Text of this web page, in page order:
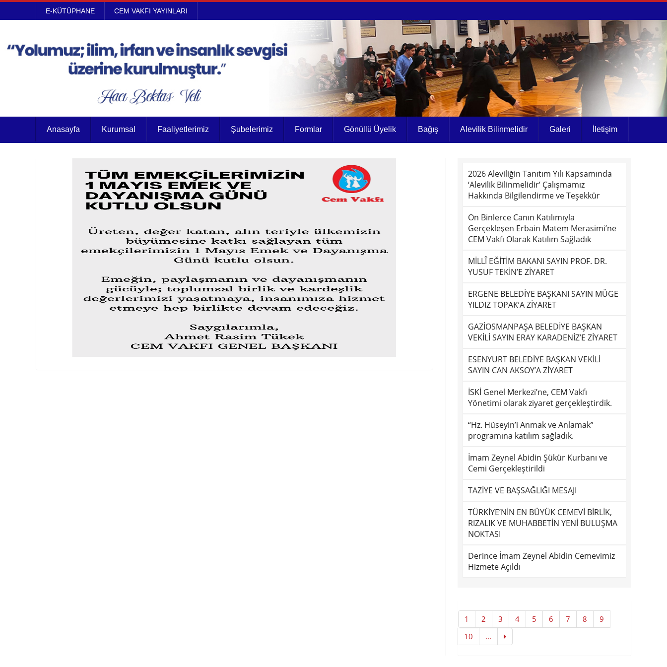
E-KÜTÜPHANE CEM VAKFI YAYINLARI
Anasayfa Kurumsal Faaliyetlerimiz Şubelerimiz Formlar Gönüllü Üyelik Bağış Alevilik Bilinmelidir Galeri İletişim
2026 Aleviliğin Tanıtım Yılı Kapsamında
‘Alevilik Bilinmelidir’ Çalışmamız
Hakkında Bilgilendirme ve Teşekkür
On Binlerce Canın Katılımıyla
Gerçekleşen Erbain Matem Merasimi’ne
CEM Vakfı Olarak Katılım Sağladık
MİLLÎ EĞİTİM BAKANI SAYIN PROF. DR.
YUSUF TEKİN’E ZİYARET
ERGENE BELEDİYE BAŞKANI SAYIN MÜGE
YILDIZ TOPAK’A ZİYARET
GAZİOSMANPAŞA BELEDİYE BAŞKAN
VEKİLİ SAYIN ERAY KARADENİZ’E ZİYARET
ESENYURT BELEDİYE BAŞKAN VEKİLİ
SAYIN CAN AKSOY’A ZİYARET
İSKİ Genel Merkezi’ne, CEM Vakfı
Yönetimi olarak ziyaret gerçekleştirdik.
“Hz. Hüseyin’i Anmak ve Anlamak”
programına katılım sağladık.
İmam Zeynel Abidin Şükür Kurbanı ve
Cemi Gerçekleştirildi
TAZİYE VE BAŞSAĞLIĞI MESAJI
TÜRKİYE’NİN EN BÜYÜK CEMEVİ BİRLİK,
RIZALIK VE MUHABBETİN YENİ BULUŞMA
NOKTASI
Derince İmam Zeynel Abidin Cemevimiz
Hizmete Açıldı
1 2 3 4 5 6 7 8
9
10
...